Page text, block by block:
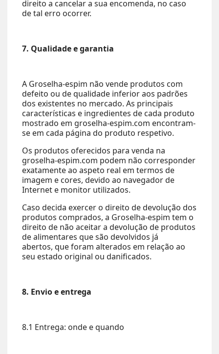
direito a cancelar a sua encomenda, no caso
de tal erro ocorrer.
7. Qualidade e garantia
A Groselha-espim não vende produtos com
defeito ou de qualidade inferior aos padrões
dos existentes no mercado. As principais
características e ingredientes de cada produto
mostrado em groselha-espim.com encontram-
se em cada página do produto respetivo.
Os produtos oferecidos para venda na
groselha-espim.com podem não corresponder
exatamente ao aspeto real em termos de
imagem e cores, devido ao navegador de
Internet e monitor utilizados.
Caso decida exercer o direito de devolução dos
produtos comprados, a Groselha-espim tem o
direito de não aceitar a devolução de produtos
de alimentares que são devolvidos já
abertos, que foram alterados em relação ao
seu estado original ou danificados.
8. Envio e entrega
8.1 Entrega: onde e quando